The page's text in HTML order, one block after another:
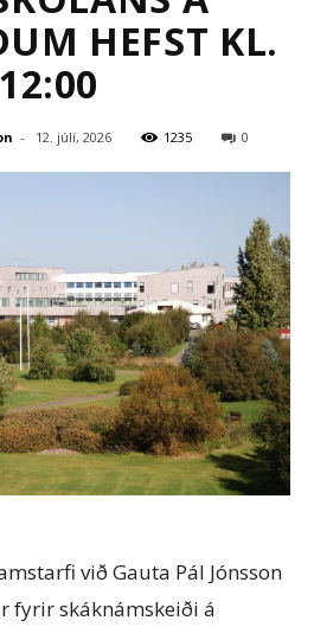
HEFST KL.
12:00
- 12. júlí, 2026 1235 0
við Gauta Pál Jónsson
fyrir skáknámskeiði á